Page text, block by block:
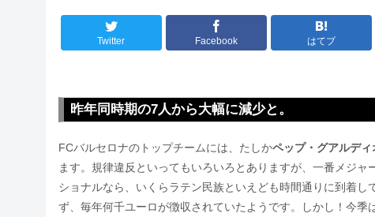
Twitter Facebook はてブ
昨年同時期の7人から大幅に減少と。
FCバルセロナのトップチームには、たしかペップ・グアルディ
ます。規律違反といってもいろいろとありますが、一番メジ
ショナルなら、いくらラテン民族といえども時間通りに到着
ず、毎年何千ユーロが徴収されていたようです。しかし！今